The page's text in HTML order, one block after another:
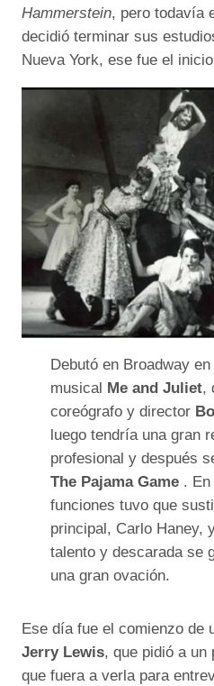
Hammerstein, pero todavía
decidió terminar sus
Nueva York, ese fue el
Debutó en Broadway
musical Me and Juliet,
coreógrafo y director
luego tendría una gran
profesional y después
The Pajama Game . En
funciones tuvo que
principal, Carlo Haney,
talento y descarada se
una gran ovación.
Ese día fue el comienzo de
Jerry Lewis, que pidió a un
que fuera a verla para